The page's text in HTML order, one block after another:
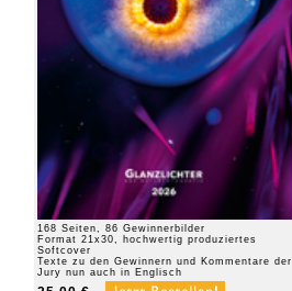
168 Seiten, 86 Gewinnerbilder
Format 21x30, hochwertig produziertes
Softcover
Texte zu den Gewinnern und Kommentare der
Jury nun auch in Englisch